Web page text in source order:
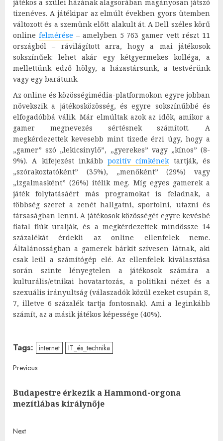
játékos a szülei házának alagsorában magányosan játszó
tizenéves. A játékipar az elmúlt években gyors ütemben
változott és a szemünk előtt alakult át. A Dell széles körű
online felmérése – amelyben 5 763 gamer vett részt 11
országból – rávilágított arra, hogy a mai játékosok
sokszínűek: lehet akár egy kétgyermekes kolléga, a
mellettünk edző hölgy, a házastársunk, a testvérünk
vagy egy barátunk.
Az online és közösségimédia-platformokon egyre jobban
növekszik a játékosközösség, és egyre sokszínűbbé és
elfogadóbbá válik. Már elmúltak azok az idők, amikor a
gamer megnevezés sértésnek számított. A
megkérdezettek kevesebb mint tizede érzi úgy, hogy a
„gamer” szó „lekicsinylő”, „gyerekes” vagy „kínos” (8-
9%). A kifejezést inkábbpozitív címkénektartják, és
„szórakoztatóként” (35%), „menőként” (29%) vagy
„izgalmasként” (26%) ítélik meg. Míg egyes gamerek a
játék folytatásáért más programokat is feladnak, a
többség szeret a zenét hallgatni, sportolni, utazni és
társaságban lenni. A játékosok közösségét egyre kevésbé
fiatal fiúk uralják, és a megkérdezettek mindössze 14
százalékát érdekli az online ellenfelek neme.
Általánosságban a gamerek bárkit szívesen látnak, aki
csak leül a számítógép elé. Az ellenfelek kiválasztása
során szinte lényegtelen a játékosok számára a
kulturális/etnikai hovatartozás, a politikai nézet és a
szexuális irányultság (válaszadók közül ezeket csupán 8,
7, illetve 6 százalék tartja fontosnak). Ami a leginkább
számít, az a másik játékos képessége (40%).
Tags: internet IT_és_technika
Post
navigation
Previous
Budapestre érkezik a Hammond-orgona
mezítlábas királynője
Next